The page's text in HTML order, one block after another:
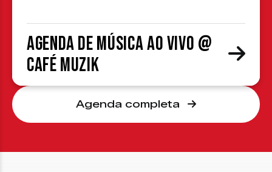
Agenda de Música ao Vivo @
Café Muzik
Agenda completa